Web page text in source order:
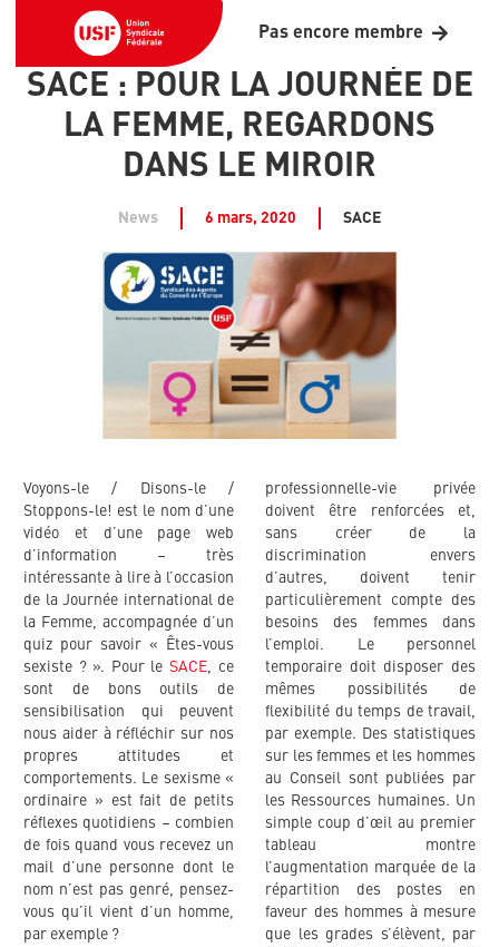
Pas encore membre
SACE : POUR LA JOURNÉE DE
LA FEMME, REGARDONS
DANS LE MIROIR
News 6 mars, 2020 SACE
Voyons-le / Disons-le /
Stoppons-le! est le nom d’une
vidéo et d’une page web
d’information – très
intéressante à lire à l’occasion
de la Journée international de
la Femme, accompagnée d’un
quiz pour savoir « Êtes-vous
sexiste ? ». Pour le SACE, ce
sont de bons outils de
sensibilisation qui peuvent
nous aider à réfléchir sur nos
propres attitudes et
comportements. Le sexisme «
ordinaire » est fait de petits
réflexes quotidiens – combien
de fois quand vous recevez un
mail d’une personne dont le
nom n’est pas genré, pensez-
vous qu’il vient d’un homme,
par exemple ?
professionnelle-vie privée
doivent être renforcées et,
sans créer de la
discrimination envers
d’autres, doivent tenir
particulièrement compte des
besoins des femmes dans
l’emploi. Le personnel
temporaire doit disposer des
mêmes possibilités de
flexibilité du temps de travail,
par exemple. Des statistiques
sur les femmes et les hommes
au Conseil sont publiées par
les Ressources humaines. Un
simple coup d’œil au premier
tableau montre
l’augmentation marquée de la
répartition des postes en
faveur des hommes à mesure
que les grades s’élèvent, par